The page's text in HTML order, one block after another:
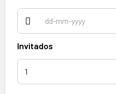
Invitados
1